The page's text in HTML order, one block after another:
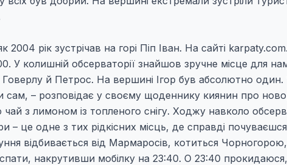
2004 рік зустрічав на горі Піп Іван. На сайті
У колишній обсерваторії знайшов зручне місце для
й Петрос. На вершині Ігор був абсолютно один.
сам, – розповідає у своєму щоденнику киянин про
з лимоном із топленого снігу. Ходжу навколо
– це одне з тих рідкісних місць, де справді
відбивається від Мармаросів, котиться
накрутивши мобілку на 23:40. О 23:40